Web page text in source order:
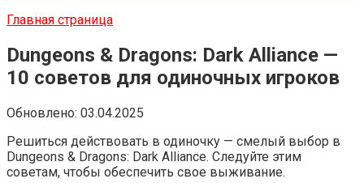
Главная страница
Dungeons & Dragons: Dark Alliance —
10 советов для одиночных игроков
Обновлено: 03.04.2025
Решиться действовать в одиночку — смелый выбор в
Dungeons & Dragons: Dark Alliance. Следуйте этим
советам, чтобы обеспечить свое выживание.